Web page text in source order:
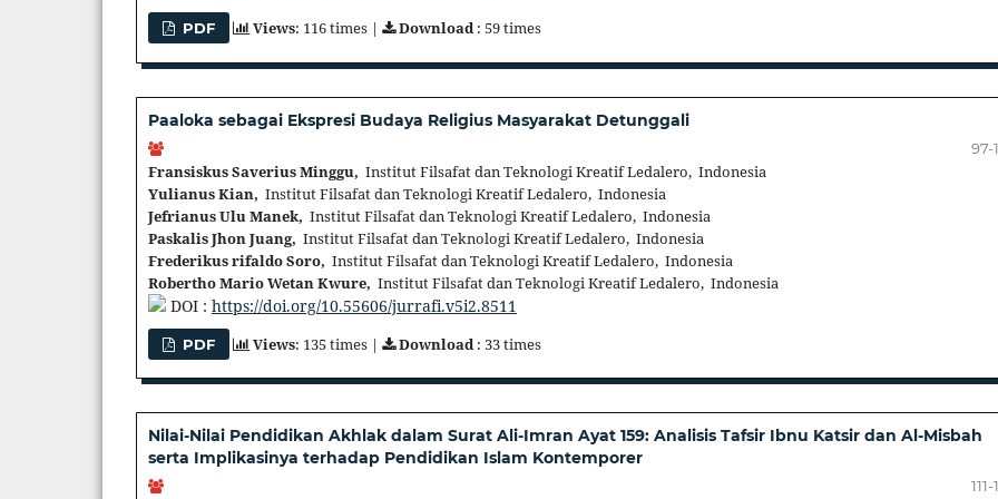
PDF Views: 116 times | Download: 59 times
Paaloka sebagai Ekspresi Budaya Religius Masyarakat Detunggali
Fransiskus Saverius Minggu, Institut Filsafat dan Teknologi Kreatif Ledalero, Indonesia
Yulianus Kian, Institut Filsafat dan Teknologi Kreatif Ledalero, Indonesia
Jefrianus Ulu Manek, Institut Filsafat dan Teknologi Kreatif Ledalero, Indonesia
Paskalis Jhon Juang, Institut Filsafat dan Teknologi Kreatif Ledalero, Indonesia
Frederikus rifaldo Soro, Institut Filsafat dan Teknologi Kreatif Ledalero, Indonesia
Robertho Mario Wetan Kwure, Institut Filsafat dan Teknologi Kreatif Ledalero, Indonesia
97-
DOI : https://doi.org/10.55606/jurrafi.v5i2.8511
PDF Views: 135 times | Download: 33 times
Nilai-Nilai Pendidikan Akhlak dalam Surat Ali-Imran Ayat 159: Analisis Tafsir Ibnu Katsir dan Al-Misbah
serta Implikasinya terhadap Pendidikan Islam Kontemporer
111-